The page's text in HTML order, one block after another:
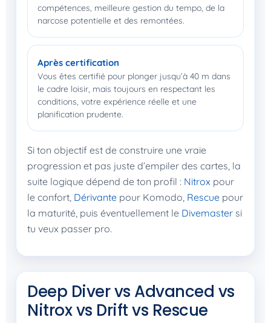
compétences, meilleure gestion du tempo, de la
narcose potentielle et des remontées.
Après certification
Vous êtes certifié pour plonger jusqu’à 40 m dans
le cadre loisir, mais toujours en respectant les
conditions, votre expérience réelle et une
planification prudente.
Si ton objectif est de construire une vraie
progression et pas juste d’empiler des cartes, la
suite logique dépend de ton profil : Nitrox pour
le confort, Dérivante pour Komodo, Rescue pour
la maturité, puis éventuellement le Divemaster si
tu veux passer pro.
Deep Diver vs Advanced vs
Nitrox vs Drift vs Rescue